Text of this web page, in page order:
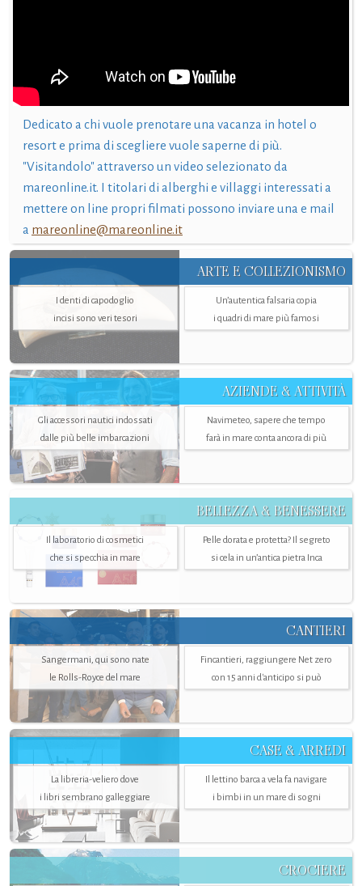
Dedicato a chi vuole prenotare una vacanza in hotel o
resort e prima di scegliere vuole saperne di più.
"Visitandolo" attraverso un video selezionato da
mareonline.it. I titolari di alberghi e villaggi interessati a
mettere on line propri filmati possono inviare una e mail
a mareonline@mareonline.it
ARTE E COLLEZIONISMO
I denti di capodoglio
incisi sono veri tesori
Un’autentica falsaria copia
i quadri di mare più famosi
AZIENDE & ATTIVITÀ
Gli accessori nautici indossati
dalle più belle imbarcazioni
Navimeteo, sapere che tempo
farà in mare conta ancora di più
BELLEZZA & BENESSERE
Il laboratorio di cosmetici
che si specchia in mare
Pelle dorata e protetta? Il segreto
si cela in un’antica pietra Inca
CANTIERI
Sangermani, qui sono nate
le Rolls-Royce del mare
Fincantieri, raggiungere Net zero
con 15 anni d'anticipo si può
CASE & ARREDI
La libreria-veliero dove
i libri sembrano galleggiare
Il lettino barca a vela fa navigare
i bimbi in un mare di sogni
CROCIERE